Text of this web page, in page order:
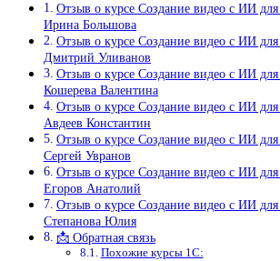
Отзыв о курсе Создание видео с ИИ для
Ирина Большова
Отзыв о курсе Создание видео с ИИ для
Дмитрий Уливанов
Отзыв о курсе Создание видео с ИИ для
Кошерева Валентина
Отзыв о курсе Создание видео с ИИ для
Авдеев Константин
Отзыв о курсе Создание видео с ИИ для
Сергей Увранов
Отзыв о курсе Создание видео с ИИ для
Егоров Анатолий
Отзыв о курсе Создание видео с ИИ для
Степанова Юлия
📩 Обратная связь
Похожие курсы 1С: